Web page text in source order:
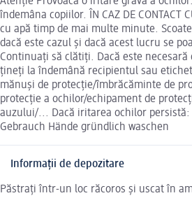
îndemâna copiilor. ÎN CAZ DE CONTACT
cu apă timp de mai multe minute.
dacă este cazul și dacă acest lucru se
Continuați să clătiți. Dacă este
țineți la îndemână recipientul sau
mănuși de protecție/îmbrăcăminte de
protecție a ochilor/echipament de
auzului/... Dacă iritarea ochilor
Gebrauch Hände gründlich waschen
Informații de depozitare
Păstrați într-un loc răcoros și uscat în